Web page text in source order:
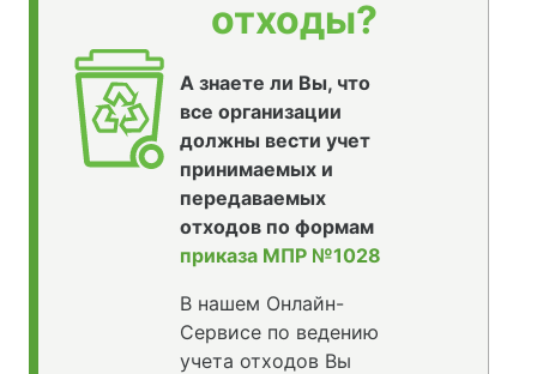
отходы?
А знаете ли Вы, что
все организации
должны вести учет
принимаемых и
передаваемых
отходов по формам
приказа МПР №1028
В нашем Онлайн-
Сервисе по ведению
учета отходов Вы